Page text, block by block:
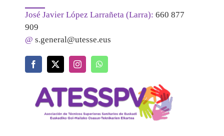
José Javier López Larrañeta (Larra): 660 877
909
@ s.general@utesse.eus